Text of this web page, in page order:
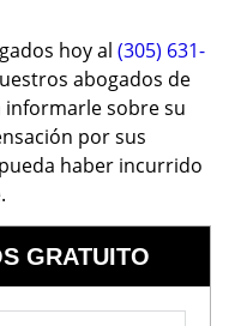
hoy al (305) 631-
abogados de
informarle sobre su
por sus
haber incurrido
GRATUITO